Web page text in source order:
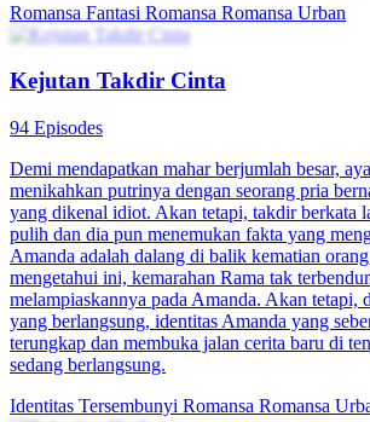
Romansa Fantasi Romansa Romansa Urban
Kejutan Takdir Cinta
94 Episodes
Demi mendapatkan mahar berjumlah besar,
menikahkan putrinya dengan seorang pria
yang dikenal idiot. Akan tetapi, takdir berkata
pulih dan dia pun menemukan fakta yang
Amanda adalah dalang di balik kematian
mengetahui ini, kemarahan Rama tak
melampiaskannya pada Amanda. Akan tetapi,
yang berlangsung, identitas Amanda yang
terungkap dan membuka jalan cerita baru di
sedang berlangsung.
Identitas Tersembunyi Romansa Romansa